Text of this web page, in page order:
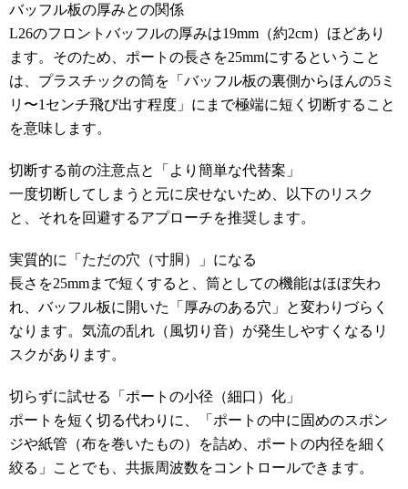
バッフル板の厚みとの関係
L26のフロントバッフルの厚みは19mm（約2cm）ほどあり
ます。そのため、ポートの長さを25mmにするということ
は、プラスチックの筒を「バッフル板の裏側からほんの5ミ
リ〜1センチ飛び出す程度」にまで極端に短く切断すること
を意味します。
切断する前の注意点と「より簡単な代替案」
一度切断してしまうと元に戻せないため、以下のリスク
と、それを回避するアプローチを推奨します。
実質的に「ただの穴（寸胴）」になる
長さを25mmまで短くすると、筒としての機能はほぼ失わ
れ、バッフル板に開いた「厚みのある穴」と変わりづらく
なります。気流の乱れ（風切り音）が発生しやすくなるリ
スクがあります。
切らずに試せる「ポートの小径（細口）化」
ポートを短く切る代わりに、「ポートの中に固めのスポン
ジや紙管（布を巻いたもの）を詰め、ポートの内径を細く
絞る」ことでも、共振周波数をコントロールできます。